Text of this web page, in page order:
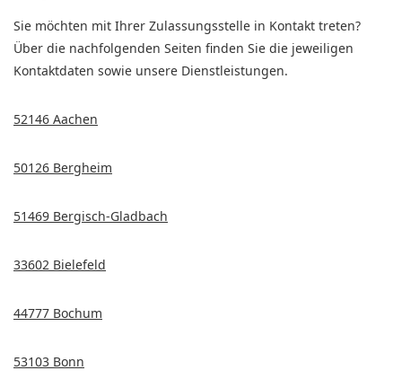
Sie möchten mit Ihrer Zulassungsstelle in Kontakt treten?
Über die nachfolgenden Seiten finden Sie die jeweiligen
Kontaktdaten sowie unsere Dienstleistungen.
52146 Aachen
50126 Bergheim
51469 Bergisch-Gladbach
33602 Bielefeld
44777 Bochum
53103 Bonn